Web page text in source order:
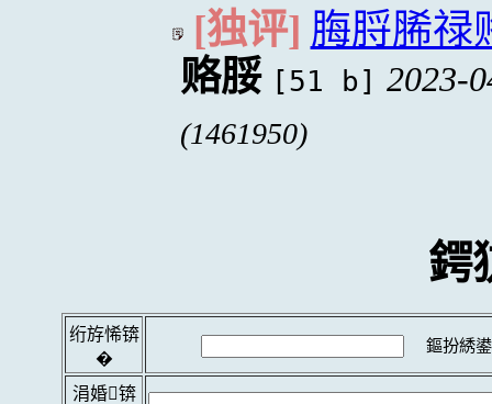
[独评] 脢脟脪禄
赂脮 [51 b] 2023-
(1461950)
鍔
绗斿悕锛
�
鏂扮綉
涓婚锛